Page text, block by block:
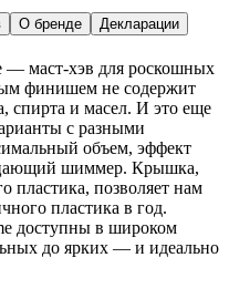
О бренде
Декларации
— маст-хэв для роскошных
финишем не содержит
спирта и масел. И это еще
с разными
объем, эффект
шиммер. Крышка,
пластика, позволяет нам
пластика в год.
доступны в широком
до ярких — и идеально